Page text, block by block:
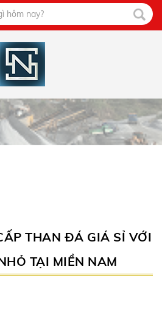
THAN ĐÁ GIÁ SỈ VỚI
TẠI MIỀN NAM